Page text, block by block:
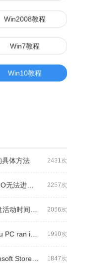
Win2008教程
Win7教程
Win10教程
2431次
具体方法
2257次
的解决方法
2056次
解决方法
1990次
的技巧
1847次
用的解决方法